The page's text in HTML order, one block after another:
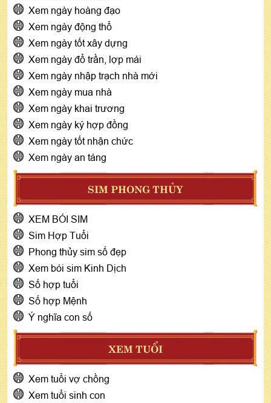
Xem ngày hoàng đạo
Xem ngày động thổ
Xem ngày tốt xây dựng
Xem ngày đổ trần, lợp mái
Xem ngày nhập trạch nhà mới
Xem ngày mua nhà
Xem ngày khai trương
Xem ngày ký hợp đồng
Xem ngày tốt nhận chức
Xem ngày an táng
SIM PHONG THỦY
XEM BÓI SIM
Sim Hợp Tuổi
Phong thủy sim số đẹp
Xem bói sim Kinh Dịch
Số hợp tuổi
Số hợp Mệnh
Ý nghĩa con số
XEM TUỔI
Xem tuổi vợ chồng
Xem tuổi sinh con